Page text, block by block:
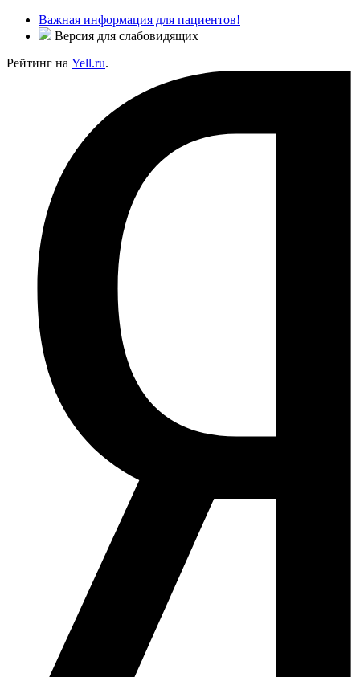
Важная информация для пациентов!
Версия для слабовидящих
Рейтинг на Yell.ru.